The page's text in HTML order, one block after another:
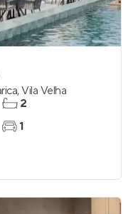
,Vila Velha
2
1